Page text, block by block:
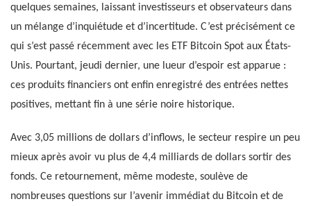
quelques semaines, laissant investisseurs et observateurs dans
un mélange d’inquiétude et d’incertitude. C’est précisément ce
qui s’est passé récemment avec les ETF Bitcoin Spot aux États-
Unis. Pourtant, jeudi dernier, une lueur d’espoir est apparue :
ces produits financiers ont enfin enregistré des entrées nettes
positives, mettant fin à une série noire historique.
Avec 3,05 millions de dollars d’inflows, le secteur respire un peu
mieux après avoir vu plus de 4,4 milliards de dollars sortir des
fonds. Ce retournement, même modeste, soulève de
nombreuses questions sur l’avenir immédiat du Bitcoin et de